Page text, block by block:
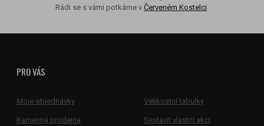
Rádi se s vámi potkáme v Červeném Kostelci.
PRO VÁS
Moje objednávky Velikostní tabulky
Kamenná prodejna Sestavit vlastní akci